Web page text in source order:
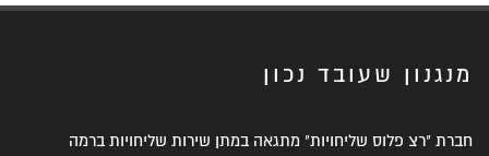
מנגנון שעובד נכון
חברת "רצ פלוס שליחויות" מתגאה במתן שירות שליחויות ברמה